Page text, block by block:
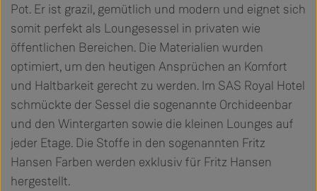
Pot. Er ist grazil, gemütlich und modern und eignet sich
somit perfekt als Loungesessel in privaten wie
öffentlichen Bereichen. Die Materialien wurden
optimiert, um den heutigen Ansprüchen an Komfort
und Haltbarkeit gerecht zu werden. Im SAS Royal Hotel
schmückte der Sessel die sogenannte Orchideenbar
und den Wintergarten sowie die kleinen Lounges auf
jeder Etage. Die Stoffe in den sogenannten Fritz
Hansen Farben werden exklusiv für Fritz Hansen
hergestellt.